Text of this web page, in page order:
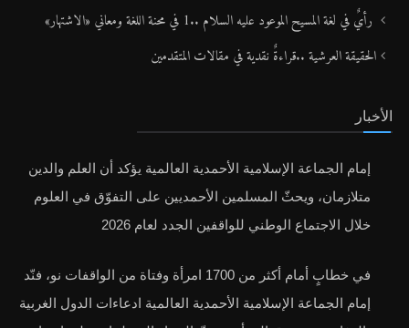
رأيٌ في لغة المسيح الموعود عليه السلام ..1 في محنة اللغة ومعاني «الاشتهار»
الحقيقة العرشية ..قراءةٌ نقدية في مقالات المتقدمين
الأخبار
إمام الجماعة الإسلامية الأحمدية العالمية يؤكد أن العلم والدين
متلازمان، ويحثّ المسلمين الأحمديين على التفوّق في العلوم
خلال الاجتماع الوطني للواقفين الجدد لعام 2026
في خطابٍ أمام أكثر من 1700 امرأة وفتاة من الواقفات نو، فنّد
إمام الجماعة الإسلامية الأحمدية العالمية ادعاءات الدول الغربية